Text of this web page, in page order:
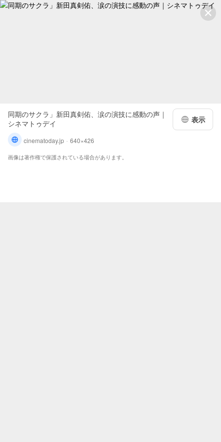
同期のサクラ」新田真剣佑、涙の演技に感動の声｜
シネマトゥデイ
表示
cinematoday.jp 640×426
画像は著作権で保護されている場合があります。